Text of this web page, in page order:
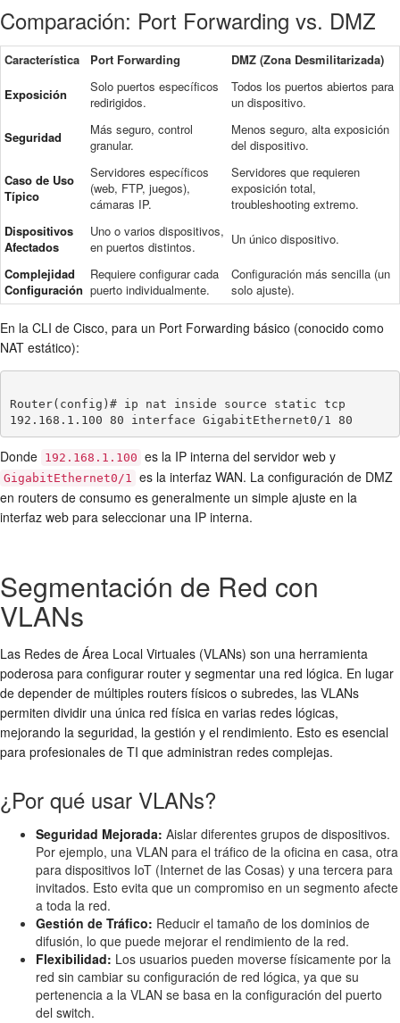
Comparación: Port Forwarding vs. DMZ
Característica Port Forwarding DMZ (Zona Desmilitarizada)
Exposición
Solo puertos específicos
redirigidos.
Todos los puertos abiertos para
un dispositivo.
Seguridad
Más seguro, control
granular.
Menos seguro, alta exposición
del dispositivo.
Caso de Uso
Típico
Servidores específicos
(web, FTP, juegos),
cámaras IP.
Servidores que requieren
exposición total,
troubleshooting extremo.
Dispositivos
Afectados
Uno o varios dispositivos,
en puertos distintos.
Un único dispositivo.
Complejidad
Configuración
Requiere configurar cada
puerto individualmente.
Configuración más sencilla (un
solo ajuste).
En la CLI de Cisco, para un Port Forwarding básico (conocido como
NAT estático):
Router(config)# ip nat inside source static tcp
Donde 192.168.1.100 es la IP interna del servidor web y
GigabitEthernet0/1 es la interfaz WAN. La configuración de DMZ
en routers de consumo es generalmente un simple ajuste en la
interfaz web para seleccionar una IP interna.
Segmentación de Red con
VLANs
Las Redes de Área Local Virtuales (VLANs) son una herramienta
poderosa para configurar router y segmentar una red lógica. En lugar
de depender de múltiples routers físicos o subredes, las VLANs
permiten dividir una única red física en varias redes lógicas,
mejorando la seguridad, la gestión y el rendimiento. Esto es esencial
para profesionales de TI que administran redes complejas.
¿Por qué usar VLANs?
Seguridad Mejorada: Aislar diferentes grupos de dispositivos.
Por ejemplo, una VLAN para el tráfico de la oficina en casa, otra
para dispositivos IoT (Internet de las Cosas) y una tercera para
invitados. Esto evita que un compromiso en un segmento afecte
a toda la red.
Gestión de Tráfico: Reducir el tamaño de los dominios de
difusión, lo que puede mejorar el rendimiento de la red.
Flexibilidad: Los usuarios pueden moverse físicamente por la
red sin cambiar su configuración de red lógica, ya que su
pertenencia a la VLAN se basa en la configuración del puerto
del switch.